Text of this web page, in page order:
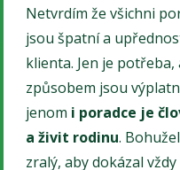
Netvrdím že všichni
jsou špatní a
klienta. Jen je
způsobem jsou
jenom i poradce je
a živit rodinu.
zralý, aby dokázal